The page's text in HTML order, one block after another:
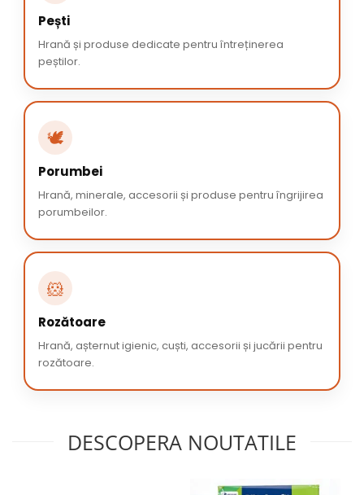
Pești
Hrană și produse dedicate pentru întreținerea
peștilor.
🕊️
Porumbei
Hrană, minerale, accesorii și produse pentru îngrijirea
porumbeilor.
🐹
Rozătoare
Hrană, așternut igienic, cuști, accesorii și jucării pentru
rozătoare.
DESCOPERA NOUTATILE